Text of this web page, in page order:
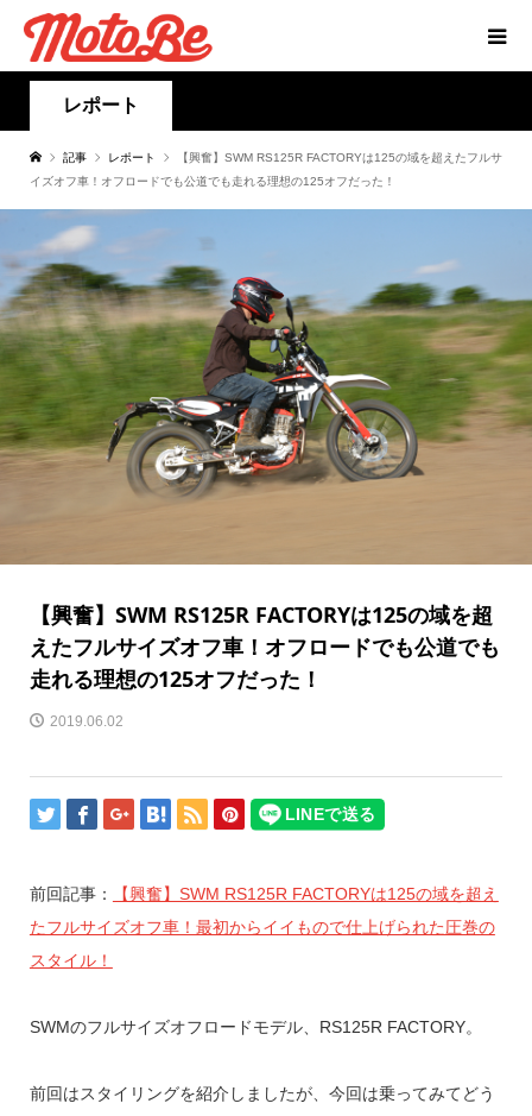
レポート
記事 レポート
【興奮】SWM RS125R FACTORYは125の域を超えたフルサ
イズオフ車！オフロードでも公道でも走れる理想の125オフだった！
【興奮】SWM RS125R FACTORYは125の域を超
えたフルサイズオフ車！オフロードでも公道でも
走れる理想の125オフだった！
2019.06.02
前回記事：
【興奮】SWM RS125R FACTORYは125の域を超え
たフルサイズオフ車！最初からイイもので仕上げられた圧巻の
スタイル！
SWMのフルサイズオフロードモデル、RS125R FACTORY。
前回はスタイリングを紹介しましたが、今回は乗ってみてどう